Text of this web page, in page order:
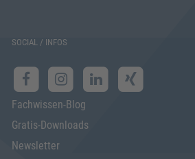
SOCIAL / INFOS
Fachwissen-Blog
Gratis-Downloads
Newsletter